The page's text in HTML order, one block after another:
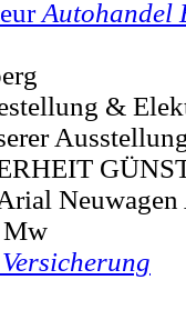
Autohandel
&
Mw
Versicherung